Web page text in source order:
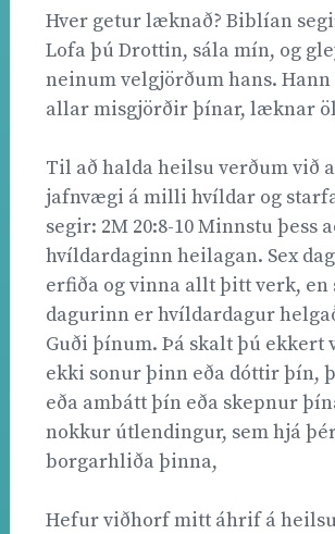
Hver getur læknað? Biblían
Lofa þú Drottin, sála mín, og
neinum velgjörðum hans.
allar misgjörðir þínar, læknar
Til að halda heilsu verðum við
jafnvægi á milli hvíldar og
segir: 2M 20:8-10 Minnstu þess
hvíldardaginn heilagan. Sex
erfiða og vinna allt þitt verk, en
dagurinn er hvíldardagur
Guði þínum. Þá skalt þú ekkert
ekki sonur þinn eða dóttir þín,
eða ambátt þín eða skepnur
nokkur útlendingur, sem hjá
borgarhliða þinna,
Hefur viðhorf mitt áhrif á